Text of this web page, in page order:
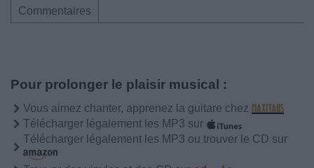
Commentaires
Pour prolonger le plaisir musical :
Vous aimez chanter, apprenez la guitare chez
Télécharger légalement les MP3 sur
Télécharger légalement les MP3 ou trouver le CD sur